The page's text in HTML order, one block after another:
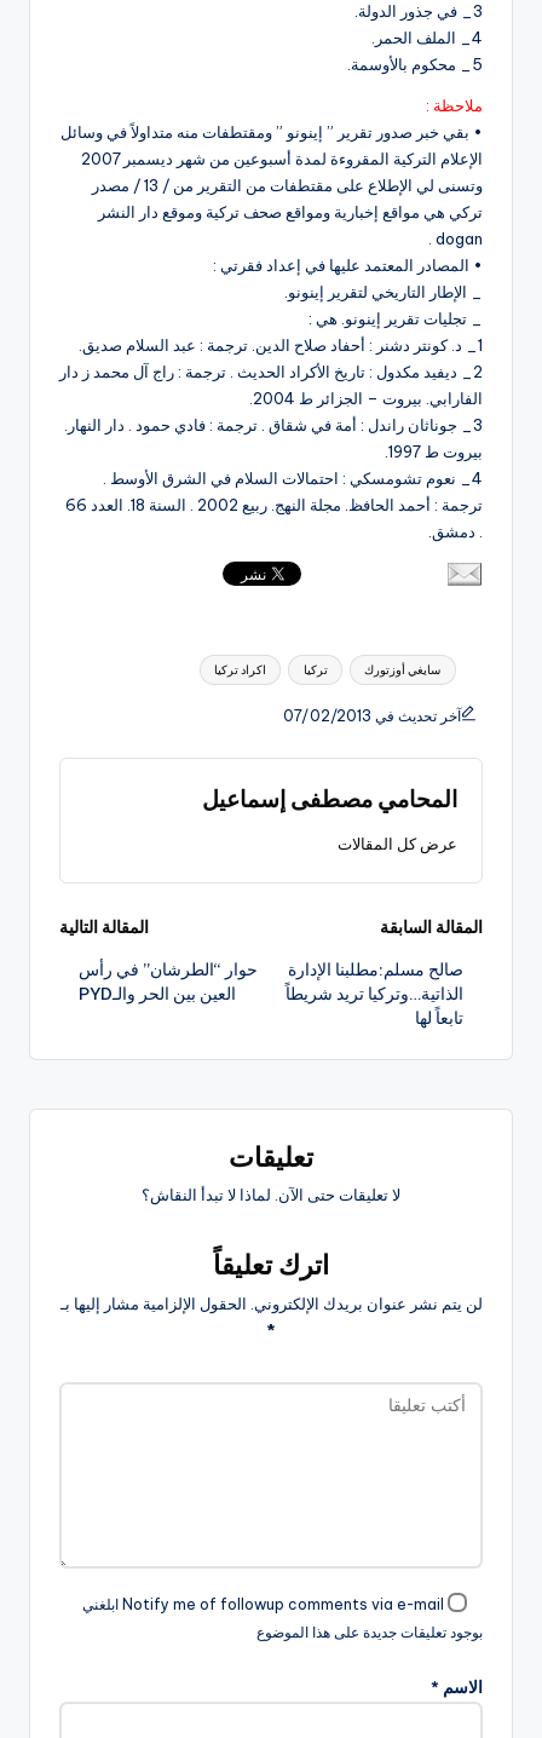
3_ في جذور الدولة.
4_ الملف الحمر.
5_ محكوم بالأوسمة.
ملاحظة :
• بقي خبر صدور تقرير ” إينونو ” ومقتطفات منه متداولاً في وسائل
الإعلام التركية المقروءة لمدة أسبوعين من شهر ديسمبر 2007
وتسنى لي الإطلاع على مقتطفات من التقرير من / 13 / مصدر
تركي هي مواقع إخبارية ومواقع صحف تركية وموقع دار النشر
dogan .
• المصادر المعتمد عليها في إعداد فقرتي :
_ الإطار التاريخي لتقرير إينونو.
_ تجليات تقرير إينونو. هي :
1_ د. كونتر دشنر : أحفاد صلاح الدين. ترجمة : عبد السلام صديق.
2_ ديفيد مكدول : تاريخ الأكراد الحديث . ترجمة : راج آل محمد ز دار
الفارابي. بيروت – الجزائر ط 2004.
3_ جوناثان راندل : أمة في شقاق . ترجمة : فادي حمود . دار النهار.
بيروت ط 1997.
4_ نعوم تشومسكي : احتمالات السلام في الشرق الأوسط .
ترجمة : أحمد الحافظ. مجلة النهج. ربيع 2002 . السنة 18. العدد 66
. دمشق.
العلامات: اكراد تركيا تركيا سايغي أوزتورك
آخر تحديث في 07/02/2013
المحامي مصطفى إسماعيل
عرض كل المقالات
تصفّح
المقالات
المقالة السابقة
صالح مسلم:مطلبنا الإدارة
الذاتية…وتركيا تريد شريطاً
تابعاً لها
المقالة التالية
حوار “الطرشان” في رأس
العين بين الحر والـPYD
تعليقات
لا تعليقات حتى الآن. لماذا لا تبدأ النقاش؟
اترك تعليقاً
لن يتم نشر عنوان بريدك الإلكتروني. الحقول الإلزامية مشار إليها بـ
*
Notify me of followup comments via e-mail ابلغني
بوجود تعليقات جديدة على هذا الموضوع
الاسم *